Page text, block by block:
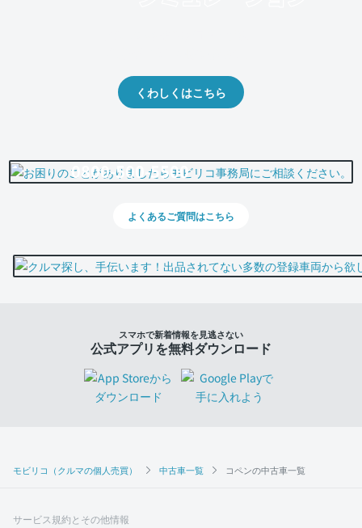
モビリコ（クルマの個人売買） 中古車一覧 コペンの中古車一覧
くわしくはこちら
0800-500-5500
よくあるご質問はこちら
スマホで新着情報を見逃さない
公式アプリを無料ダウンロード
サービス規約とその他情報